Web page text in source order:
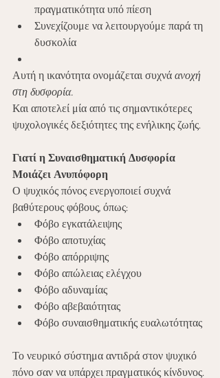
πραγματικότητα υπό πίεση
Συνεχίζουμε να λειτουργούμε παρά τη
δυσκολία
Αυτή η ικανότητα ονομάζεται συχνά ανοχή
στη δυσφορία.
Και αποτελεί μία από τις σημαντικότερες
ψυχολογικές δεξιότητες της ενήλικης ζωής.
Γιατί η Συναισθηματική Δυσφορία
Μοιάζει Ανυπόφορη
Ο ψυχικός πόνος ενεργοποιεί συχνά
βαθύτερους φόβους, όπως:
Φόβο εγκατάλειψης
Φόβο αποτυχίας
Φόβο απόρριψης
Φόβο απώλειας ελέγχου
Φόβο αδυναμίας
Φόβο αβεβαιότητας
Φόβο συναισθηματικής ευαλωτότητας
Το νευρικό σύστημα αντιδρά στον ψυχικό
πόνο σαν να υπάρχει πραγματικός κίνδυνος.